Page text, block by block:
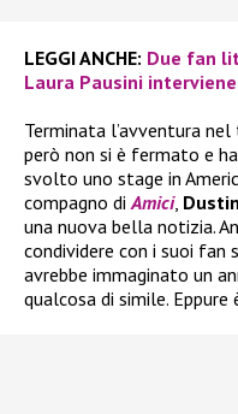
LEGGI ANCHE: Due fan
Laura Pausini
Terminata l’avventura
però non si è fermato e
svolto uno stage in
compagno diAmici,
una nuova bella notizia.
condividere con i suoi
avrebbe immaginato un
qualcosa di simile. Eppure